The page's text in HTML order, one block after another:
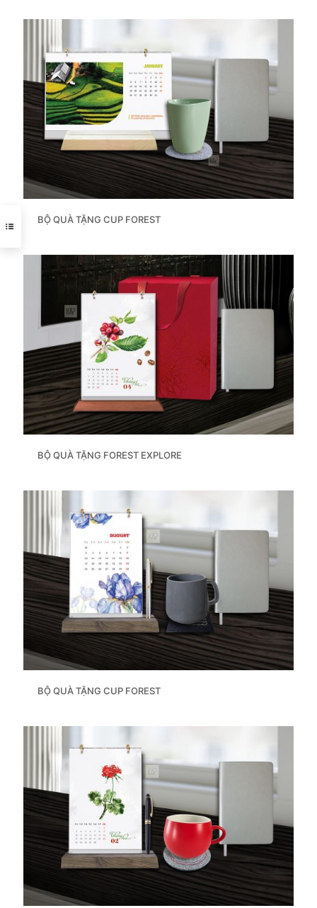
BỘ QUÀ TẶNG CUP FOREST
BỘ QUÀ TẶNG FOREST EXPLORE
BỘ QUÀ TẶNG CUP FOREST